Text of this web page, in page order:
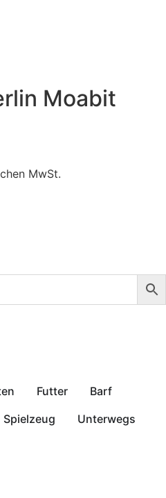
Moabit
MwSt.
Futter
Barf
Spielzeug
Unterwegs